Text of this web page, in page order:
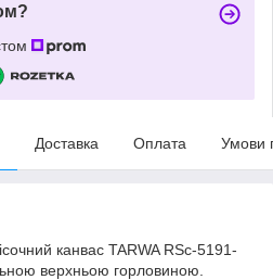
Доставка Оплата Умови
канвас TARWA RSc-5191-
верхньою горловиною.